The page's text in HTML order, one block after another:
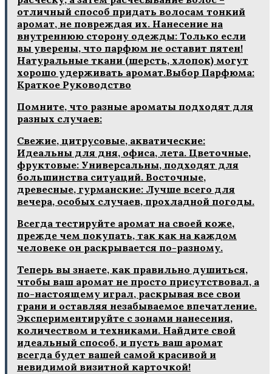
отличный способ придать волосам тонкий
аромат, не повреждая их. Нанесение на
внутреннюю сторону одежды: Только если
вы уверены, что парфюм не оставит пятен!
Натуральные ткани (шерсть, хлопок) могут
хорошо удерживать аромат.Выбор Парфюма:
Краткое Руководство
Помните, что разные ароматы подходят для
разных случаев:
Свежие, цитрусовые, акватические:
Идеальны для дня, офиса, лета. Цветочные,
фруктовые: Универсальны, подходят для
большинства ситуаций. Восточные,
древесные, гурманские: Лучше всего для
вечера, особых случаев, прохладной погоды.
Всегда тестируйте аромат на своей коже,
прежде чем покупать, так как на каждом
человеке он раскрывается по-разному.
Теперь вы знаете, как правильно душиться,
чтобы ваш аромат не просто присутствовал, а
по-настоящему играл, раскрывая все свои
грани и оставляя незабываемое впечатление.
Экспериментируйте с зонами нанесения,
количеством и техниками. Найдите свой
идеальный способ, и пусть ваш аромат
всегда будет вашей самой красивой и
невидимой визитной карточкой!